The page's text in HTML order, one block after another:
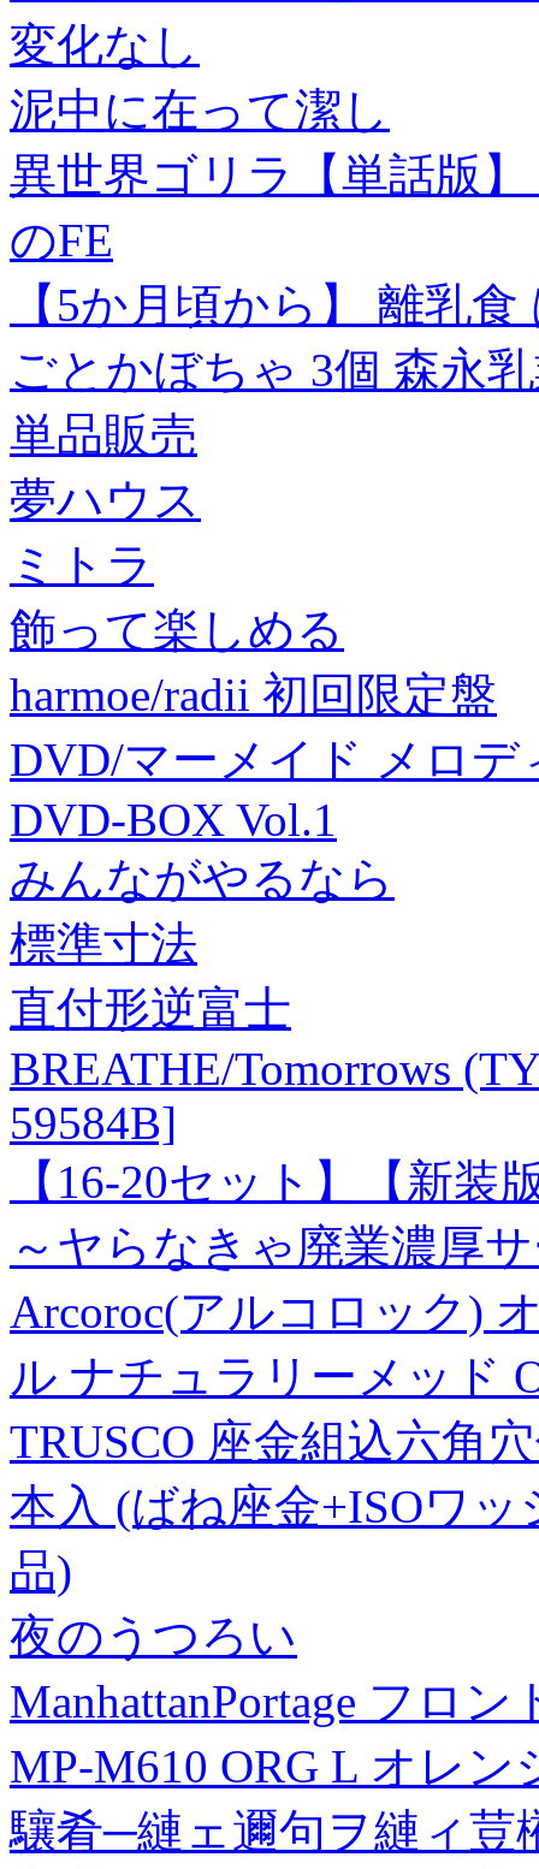
変化なし
泥中に在って潔し
異世界ゴリラ【単話版】
のFE
【5か月頃から】 離乳
ごとかぼちゃ 3個 森永
単品販売
夢ハウス
ミトラ
飾って楽しめる
harmoe/radii 初回限定盤
DVD/マーメイド メロ
DVD-BOX Vol.1
みんながやるなら
標準寸法
直付形逆富士
BREATHE/Tomorrows
59584B]
【16-20セット】【新
～ヤらなきゃ廃業濃厚
Arcoroc(アルコロック)
ル ナチュラリーメッド
TRUSCO 座金組込六角
本入 (ばね座金+ISOワッ
品)
夜のうつろい
ManhattanPortage フロ
MP-M610 ORG L オレン
驤肴─縺ェ邇句ヲ縺ィ荳